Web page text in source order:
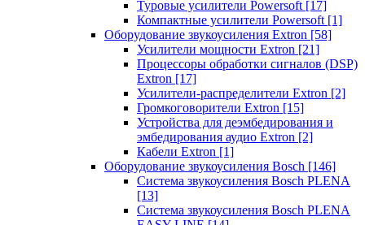
Туровые усилители Powersoft [17]
Компактные усилители Powersoft [1]
Оборудование звукоусиления Extron [58]
Усилители мощности Extron [21]
Процессоры обработки сигналов (DSP)
Extron [17]
Усилители-распределители Extron [2]
Громкоговорители Extron [15]
Устройства для деэмбедирования и
эмбедирования аудио Extron [2]
Кабели Extron [1]
Оборудование звукоусиления Bosch [146]
Система звукоусиления Bosch PLENA
[13]
Система звукоусиления Bosch PLENA